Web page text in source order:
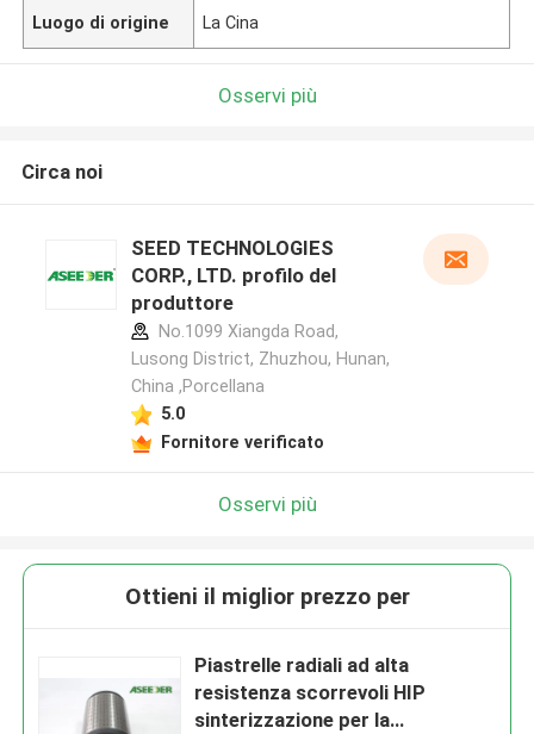
Luogo di origine La Cina
Osservi più
Circa noi
SEED TECHNOLOGIES
CORP., LTD. profilo del
produttore
No.1099 Xiangda Road,
Lusong District, Zhuzhou, Hunan,
China ,Porcellana
5.0
Fornitore verificato
Osservi più
Ottieni il miglior prezzo per
Piastrelle radiali ad alta
resistenza scorrevoli HIP
sinterizzazione per la